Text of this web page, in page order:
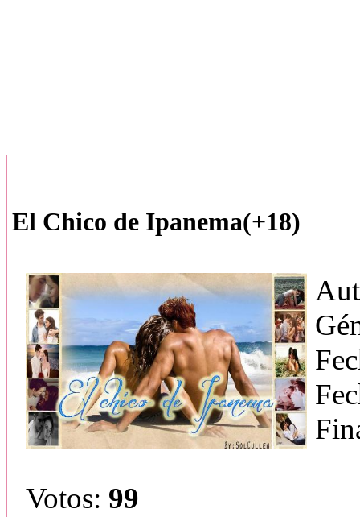
El Chico de Ipanema(+18)
Votos: 99